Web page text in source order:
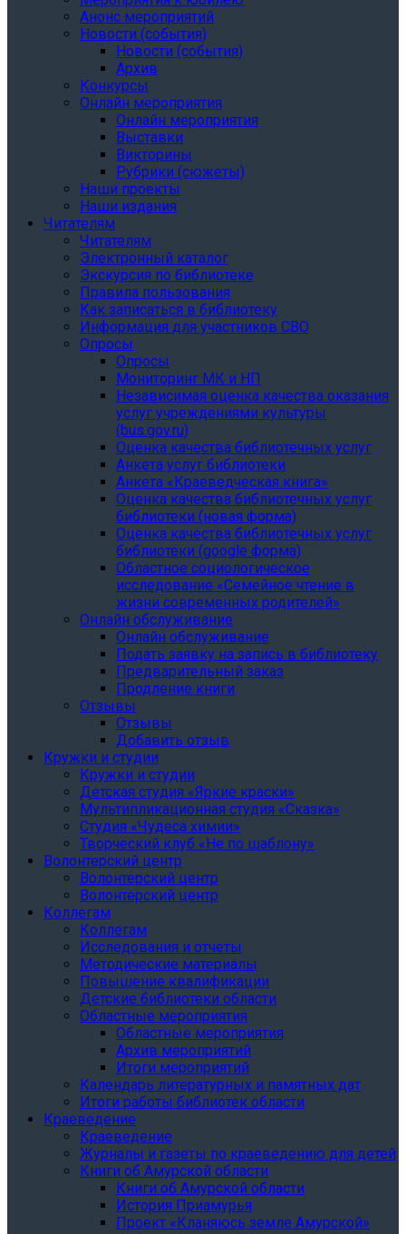
Анонс мероприятий
Новости (события)
Новости (события)
Архив
Конкурсы
Онлайн мероприятия
Онлайн мероприятия
Выставки
Викторины
Рубрики (сюжеты)
Наши проекты
Наши издания
Читателям
Читателям
Электронный каталог
Экскурсия по библиотеке
Правила пользования
Как записаться в библиотеку
Информация для участников СВО
Опросы
Опросы
Мониторинг МК и НП
Независимая оценка качества оказания
услуг учреждениями культуры
(bus.gov.ru)
Оценка качества библиотечных услуг
Анкета услуг библиотеки
Анкета «Краеведческая книга»
Oценка качества библиотечных услуг
библиотеки (новая форма)
Oценка качества библиотечных услуг
библиотеки (google форма)
Областное социологическое
исследование «Семейное чтение в
жизни современных родителей»
Онлайн обслуживание
Онлайн обслуживание
Подать заявку на запись в библиотеку
Предварительный заказ
Продление книги
Отзывы
Отзывы
Добавить отзыв
Кружки и студии
Кружки и студии
Детская студия «Яркие краски»
Мультипликационная студия «Сказка»
Студия «Чудеса химии»
Творческий клуб «Не по шаблону»
Волонтерский центр
Волонтерский центр
Волонтерский центр
Коллегам
Коллегам
Исследования и отчеты
Методические материалы
Повышение квалификации
Детские библиотеки области
Областные мероприятия
Областные мероприятия
Архив мероприятий
Итоги мероприятий
Календарь литературных и памятных дат
Итоги работы библиотек области
Краеведение
Краеведение
Журналы и газеты по краеведению для детей
Книги об Амурской области
Книги об Амурской области
История Приамурья
Проект «Кланяюсь земле Амурской»